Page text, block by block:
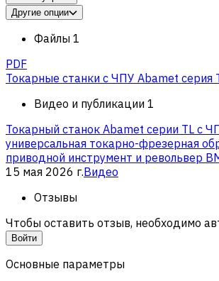
Другие опции
Файлы 1
PDF
Токарные станки с ЧПУ Abamet серия
Видео и публикации 1
Токарный станок Abamet серии TL с
универсальная токарно-фрезерная
приводной инструмент и револьвер
15 мая 2026 г.Видео
Отзывы
Чтобы оставить отзыв, необходимо
Войти
Основные параметры